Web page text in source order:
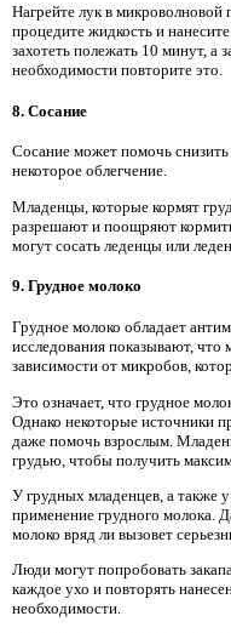
Нагрейте лук в микроволновой
процедите жидкость и
захотеть полежать 10 минут, а
необходимости повторите это.
8. Сосание
Сосание может помочь снизить
некоторое облегчение.
Младенцы, которые кормят
разрешают и поощряют
могут сосать леденцы или
9. Грудное молоко
Грудное молоко обладает
исследования показывают, что
зависимости от микробов,
Это означает, что грудное
Однако некоторые источники
даже помочь взрослым.
грудью, чтобы получить
У грудных младенцев, а также
применение грудного молока.
молоко вряд ли вызовет
Люди могут попробовать
каждое ухо и повторять
необходимости.